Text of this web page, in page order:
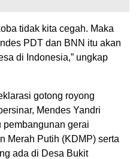
tidak kita cegah. Maka
PDT dan BNN itu akan
di Indonesia,” ungkap
gotong royong
Mendes Yandri
pembangunan gerai
Merah Putih (KDMP) serta
ada di Desa Bukit